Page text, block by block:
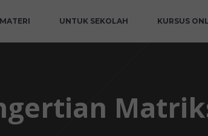
UNTUK SEKOLAH KURSUS